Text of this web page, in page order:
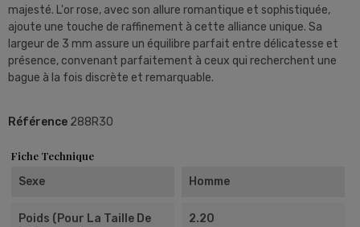
majesté. L'or rose, avec son allure romantique et sophistiquée,
ajoute une touche de raffinement à cette alliance unique. Sa
largeur de 3 mm assure un équilibre parfait entre délicatesse et
présence, convenant parfaitement à ceux qui recherchent une
bague à la fois discrète et remarquable.
Référence 288R30
Fiche Technique
Sexe
Homme
Poids (pour La Taille De
2.20